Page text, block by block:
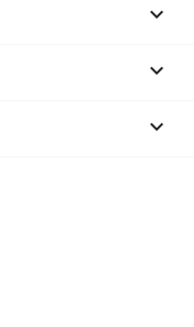


keyboard_arrow_down